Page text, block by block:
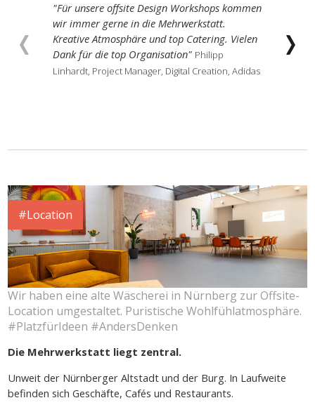
"Für unsere offsite Design Workshops kommen
wir immer gerne in die Mehrwerkstatt.
Kreative Atmosphäre und top Catering. Vielen
Dank für die top Organisation" Philipp
Linhardt, Project Manager, Digital Creation, Adidas
#Location
Wir haben eine alte Wäscherei in Nürnberg zur Offsite-
Location umgestaltet. Puristische Wohlfühlatmosphäre.
#PlatzfürIdeen #AndersDenken
Die Mehrwerkstatt liegt zentral.
Unweit der Nürnberger Altstadt und der Burg. In Laufweite
befinden sich Geschäfte, Cafés und Restaurants.